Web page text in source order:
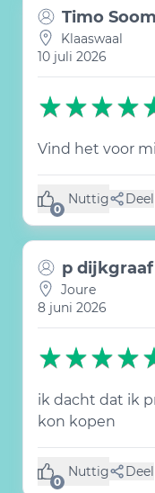
Timo
Klaaswaal
10 juli 2026
Vind het voor
0
Nuttig
(0 like) Deel
p dijkgraaf
Joure
8 juni 2026
ik dacht dat ik
kon kopen
0
Nuttig
(0 like) Deel